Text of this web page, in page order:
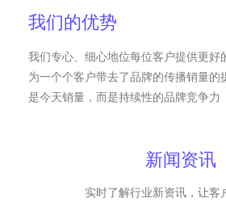
我们的优势
我们专心、细心地位每位客户提供更好
为一个个客户带去了品牌的传播销量的
是今天销量，而是持续性的品牌竞争力
新闻资讯
实时了解行业新资讯，让客